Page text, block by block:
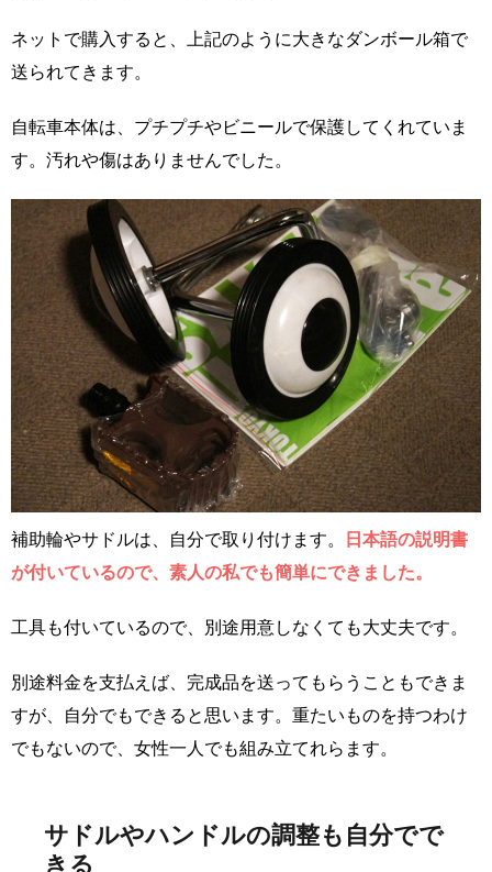
ネットで購入すると、上記のように大きなダンボール箱で
送られてきます。
自転車本体は、プチプチやビニールで保護してくれていま
す。汚れや傷はありませんでした。
補助輪やサドルは、自分で取り付けます。
日本語の説明書
が付いているので、素人の私でも簡単にできました。
工具も付いているので、別途用意しなくても大丈夫です。
別途料金を支払えば、完成品を送ってもらうこともできま
すが、自分でもできると思います。重たいものを持つわけ
でもないので、女性一人でも組み立てれらます。
サドルやハンドルの調整も自分でで
きる